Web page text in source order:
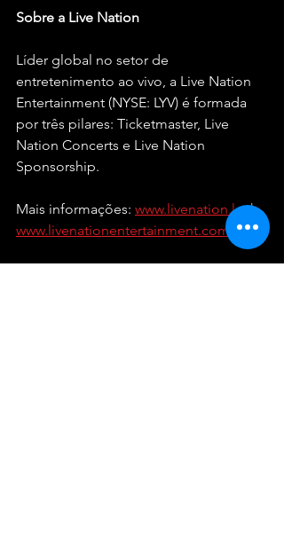
Sobre a Live Nation
Líder global no setor de
entretenimento ao vivo, a Live Nation
Entertainment (NYSE: LYV) é formada
por três pilares: Ticketmaster, Live
Nation Concerts e Live Nation
Sponsorship.
Mais informações: www.livenation.lat |
www.livenationentertainment.com